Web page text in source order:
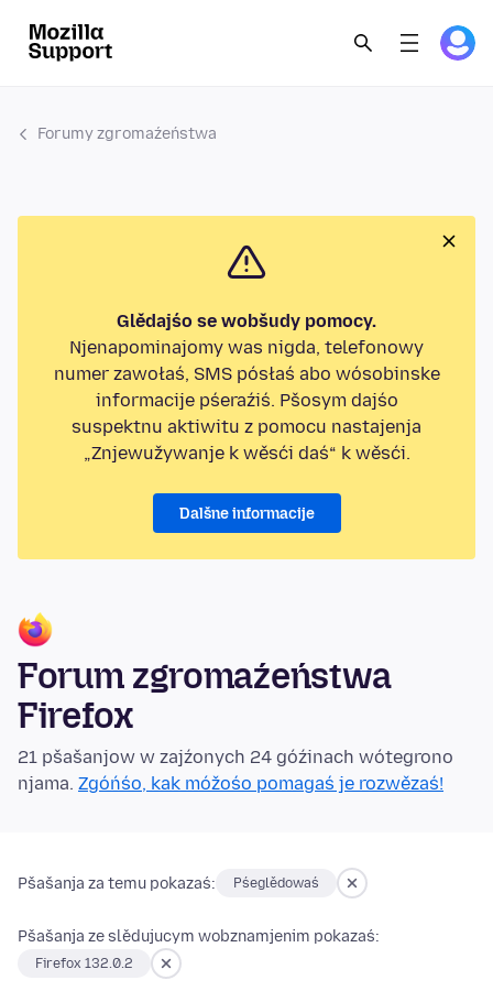
Forumy zgromaźeństwa
Glědajśo se wobšudy pomocy.
Njenapominajomy was nigda, telefonowy
numer zawołaś, SMS pósłaś abo wósobinske
informacije pśeraźiś. Pšosym dajśo
suspektnu aktiwitu z pomocu nastajenja
„Znjewužywanje k wěsći daś“ k wěsći.
Dalšne informacije
Forum zgromaźeństwa
Firefox
21 pšašanjow w zajźonych 24 góźinach wótegrono
njama. Zgóńśo, kak móžośo pomagaś je rozwězaś!
Pšašanja za temu pokazaś: Pśeglědowaś
Pšašanja ze slědujucym wobznamjenim pokazaś:
Firefox 132.0.2